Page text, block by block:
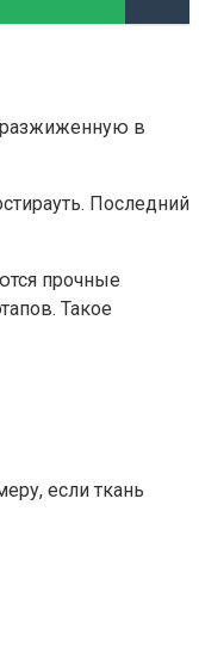
разжиженную в
Последний
прочные
Такое
если ткань